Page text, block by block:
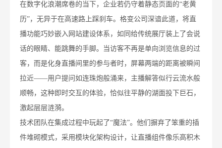
在数字化浪潮席卷的当下，企业若仍守着静态页面的“老黄
历”，无异于在高速路上踩刹车。格变公司深谙此道，将直
播功能巧妙嵌入网站建设体系，如同给传统展厅装上了会说
话的眼睛、能跳舞的手脚。当访客不再是单向浏览信息的过
客，而是化身直播间里的参与者时，屏幕两端的距离被瞬间
拉近——用户提问如连珠炮般涌来，主播解答似行云流水般
顺畅，这种即时交互的体验，恰似往平静的湖面投下巨石，
激起层层涟漪。
技术团队在集成过程中玩起了“魔法”。他们摒弃了笨重的插
件堆砌模式，采用模块化架构设计，让直播组件像乐高积木